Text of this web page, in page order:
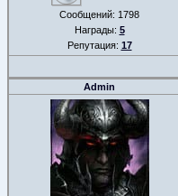
Сообщений: 1798
Награды: 5
Репутация: 17
Admin